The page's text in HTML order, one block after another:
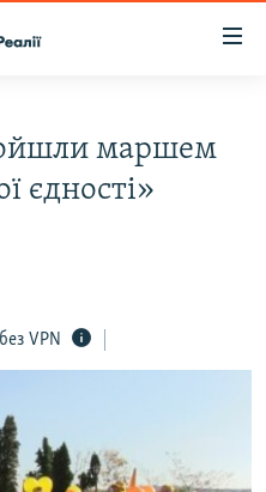
маршем
єдності»
VPN